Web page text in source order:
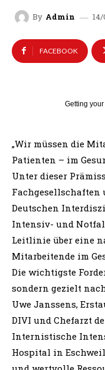
By Admin
FACEBOOK
Getting your
„Wir müssen die
Patienten – im
Unter dieser
Fachgesellschaften
Deutschen
Intensiv- und
Leitlinie über eine
Mitarbeitende im
Die wichtigste
sondern gezielt
Uwe Janssens,
DIVI und Chefarzt
Internistische
Hospital in